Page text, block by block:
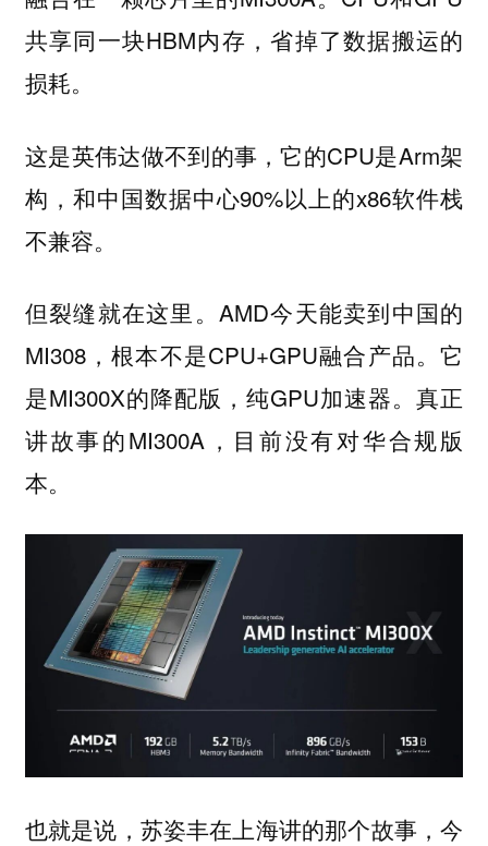
共享同一块HBM内存，省掉了数据搬运的
损耗。
这是英伟达做不到的事，它的CPU是Arm架
构，和中国数据中心90%以上的x86软件栈
不兼容。
但裂缝就在这里。AMD今天能卖到中国的
MI308，根本不是CPU+GPU融合产品。它
是MI300X的降配版，纯GPU加速器。真正
讲故事的MI300A，目前没有对华合规版
本。
也就是说，苏姿丰在上海讲的那个故事，今